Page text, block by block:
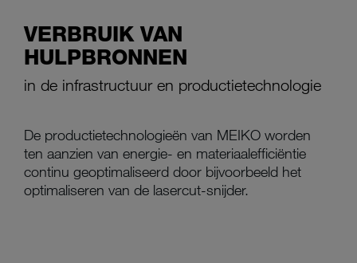
VERBRUIK VAN
HULPBRONNEN
in de infrastructuur en productietechnologie
De productietechnologieën van MEIKO worden
ten aanzien van energie- en materiaalefficiëntie
continu geoptimaliseerd door bijvoorbeeld het
optimaliseren van de lasercut-snijder.